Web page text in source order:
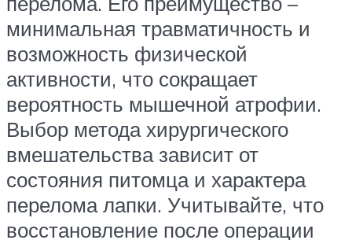
минимальная травматичность и
возможность физической
активности, что сокращает
вероятность мышечной атрофии.
Выбор метода хирургического
вмешательства зависит от
состояния питомца и характера
перелома лапки. Учитывайте, что
восстановление после операции